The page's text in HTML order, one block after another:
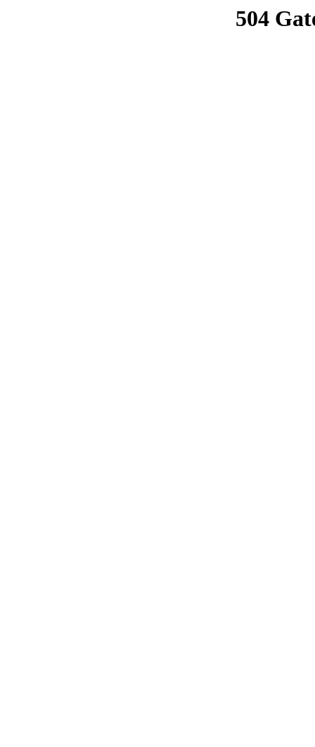
504